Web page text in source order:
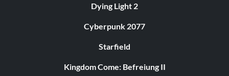
Dying Light 2
Cyberpunk 2077
Starfield
Kingdom Come: Befreiung II